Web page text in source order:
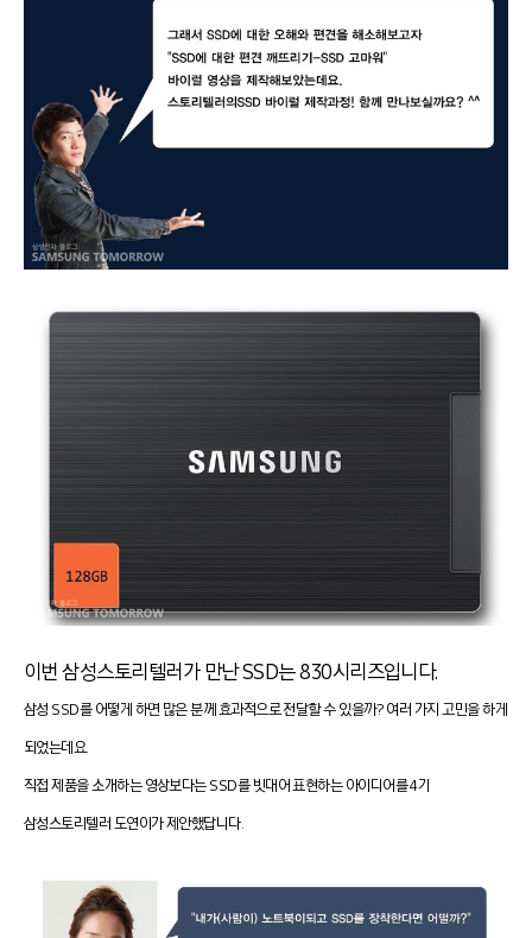
이번 삼성스토리텔러가 만난 SSD는 830시리즈입니다.
삼성 SSD를 어떻게 하면 많은 분께 효과적으로 전달할 수 있을까? 여러 가지 고민을 하게
되었는데요.
직접 제품을 소개하는 영상보다는 SSD를 빗대어 표현하는 아이디어를 4기
삼성스토리텔러 도연이가 제안했답니다.